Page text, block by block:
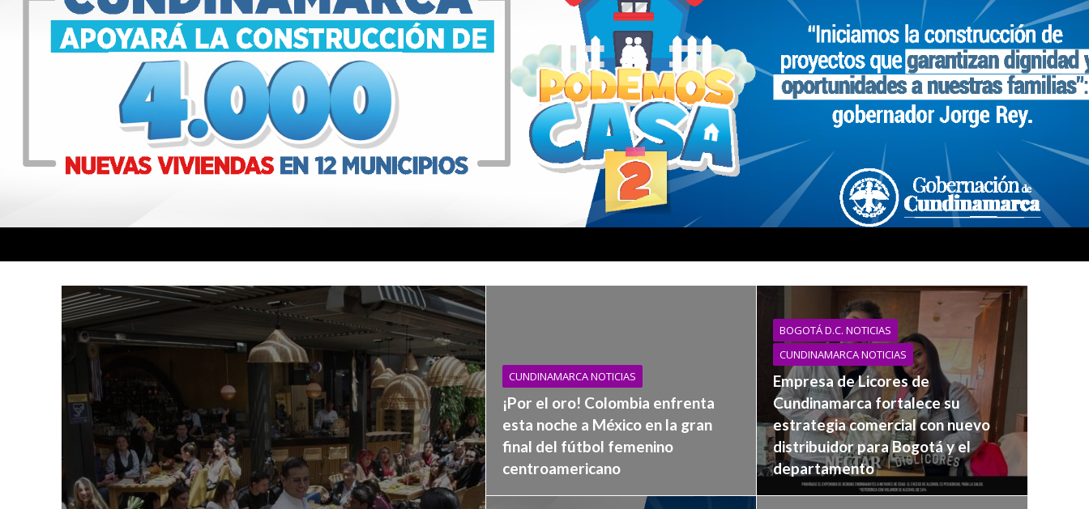
CUNDINAMARCA NOTICIAS
¡Por el oro! Colombia enfrenta
esta noche a México en la gran
final del fútbol femenino
centroamericano
BOGOTÁ D.C. NOTICIAS
CUNDINAMARCA NOTICIAS
Empresa de Licores de
Cundinamarca fortalece su
estrategia comercial con nuevo
distribuidor para Bogotá y el
departamento